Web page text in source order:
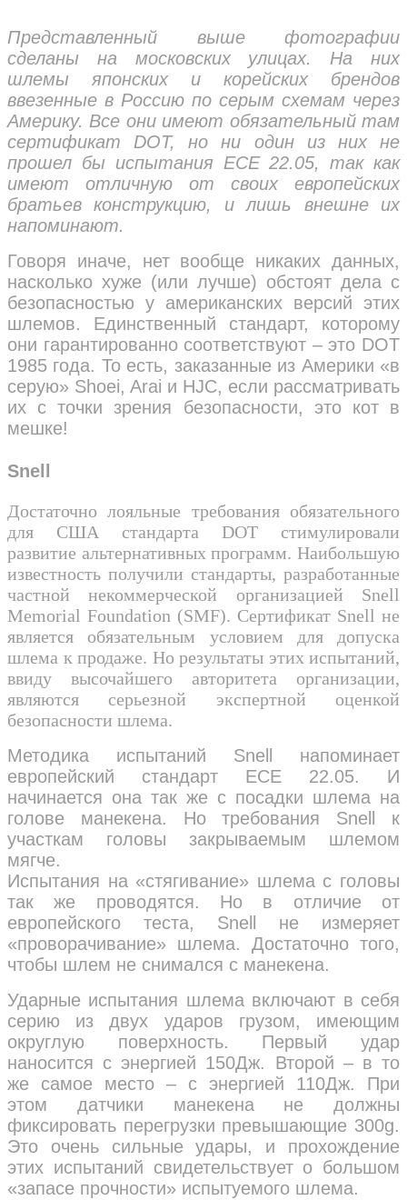
Представленный выше фотографии
сделаны на московских улицах. На них
шлемы японских и корейских брендов
ввезенные в Россию по серым схемам через
Америку. Все они имеют обязательный там
сертификат DOT, но ни один из них не
прошел бы испытания ECE 22.05, так как
имеют отличную от своих европейских
братьев конструкцию, и лишь внешне их
напоминают.
Говоря иначе, нет вообще никаких данных,
насколько хуже (или лучше) обстоят дела с
безопасностью у американских версий этих
шлемов. Единственный стандарт, которому
они гарантированно соответствуют – это DOT
1985 года. То есть, заказанные из Америки «в
серую» Shoei, Arai и HJC, если рассматривать
их с точки зрения безопасности, это кот в
мешке!
Snell
Достаточно лояльные требования обязательного
для США стандарта DOT стимулировали
развитие альтернативных программ. Наибольшую
известность получили стандарты, разработанные
частной некоммерческой организацией Snell
Memorial Foundation (SMF). Сертификат Snell не
является обязательным условием для допуска
шлема к продаже. Но результаты этих испытаний,
ввиду высочайшего авторитета организации,
являются серьезной экспертной оценкой
безопасности шлема.
Методика испытаний Snell напоминает
европейский стандарт ECE 22.05. И
начинается она так же с посадки шлема на
голове манекена. Но требования Snell к
участкам головы закрываемым шлемом
мягче.
Испытания на «стягивание» шлема с головы
так же проводятся. Но в отличие от
европейского теста, Snell не измеряет
«проворачивание» шлема. Достаточно того,
чтобы шлем не снимался с манекена.
Ударные испытания шлема включают в себя
серию из двух ударов грузом, имеющим
округлую поверхность. Первый удар
наносится с энергией 150Дж. Второй – в то
же самое место – с энергией 110Дж. При
этом датчики манекена не должны
фиксировать перегрузки превышающие 300g.
Это очень сильные удары, и прохождение
этих испытаний свидетельствует о большом
«запасе прочности» испытуемого шлема.